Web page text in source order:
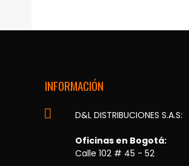
INFORMACIÓN
D&L DISTRIBUCIONES S.A.S:
Oficinas en Bogotá:
Calle 102 # 45 - 52